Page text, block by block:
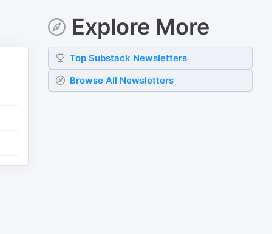
Explore More
TopSubstack Newsletters
Browse All Newsletters